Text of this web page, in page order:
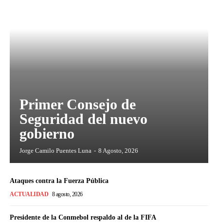
Primer Consejo de
Seguridad del nuevo
gobierno
Jorge Camilo Puentes Luna - 8 Agosto, 2026
Ataques contra la Fuerza Pública
ACTUALIDAD 8 agosto, 2026
Presidente de la Conmebol respaldo al de la FIFA